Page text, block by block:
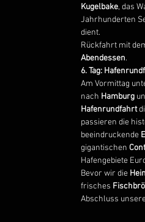
Kugelbake, das
Jahrhunderten
dient.
Rückfahrt mit
Abendessen.
6. Tag:
Am Vormittag
nach Hamburg
Hafenrundfahrt
passieren die
beeindruckende
gigantischen
Hafengebiete
Bevor wir die
frisches
Abschluss